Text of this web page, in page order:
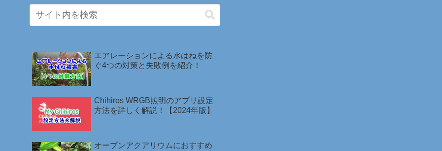
エアレーションによる水はねを防
ぐ4つの対策と失敗例を紹介！
Chihiros WRGB照明のアプリ設定
方法を詳しく解説！【2024年版】
オープンアクアリウムにおすすめ